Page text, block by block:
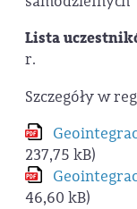
Lista
r.
Szczegóły w
237,75 kB)
46,60 kB)